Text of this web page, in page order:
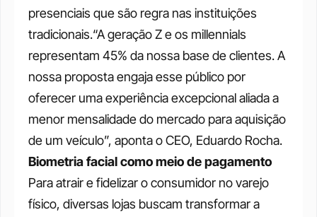
presenciais que são regra nas instituições
tradicionais.“A geração Z e os millennials
representam 45% da nossa base de clientes. A
nossa proposta engaja esse público por
oferecer uma experiência excepcional aliada a
menor mensalidade do mercado para aquisição
de um veículo”, aponta o CEO, Eduardo Rocha.
Biometria facial como meio de pagamento
Para atrair e fidelizar o consumidor no varejo
físico, diversas lojas buscam transformar a